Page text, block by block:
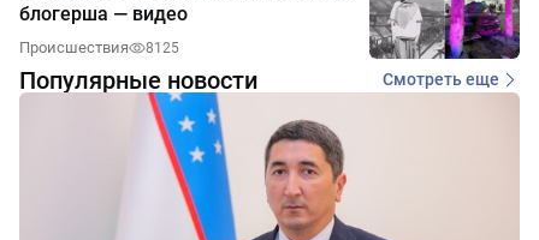
блогерша — видео
Происшествия 8125
Популярные новости Смотреть еще